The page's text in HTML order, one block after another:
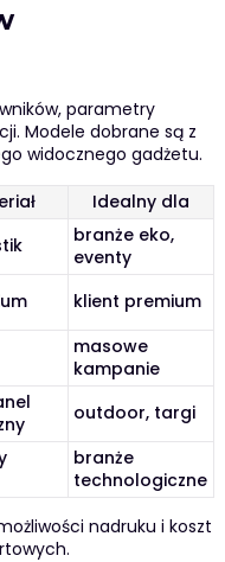
parametry
Modele dobrane są z
widocznego gadżetu.
Idealny dla
branże eko,
eventy
klient premium
masowe
kampanie
outdoor, targi
branże
technologiczne
nadruku i koszt